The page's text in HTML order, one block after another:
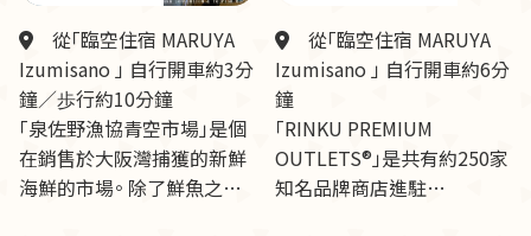
從「臨空住宿 MARUYA
Izumisano 」 自行開車約3分
鐘／歩行約10分鐘
「泉佐野漁協青空市場」是個
在銷售於大阪灣捕獲的新鮮
海鮮的市場。 除了鮮魚之…
從「臨空住宿 MARUYA
Izumisano 」 自行開車約6分
鐘
「RINKU PREMIUM
OUTLETS®」是共有約250家
知名品牌商店進駐…